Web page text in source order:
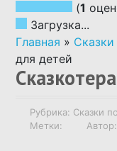
НАПИСАТЬ
(1
Загрузка...
Главная »
для детей
Рубрика: Сказки
Метки: